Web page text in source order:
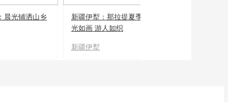
晨光铺洒山乡
新疆伊犁：那拉提夏季风
光如画 游人如织
新疆伊犁